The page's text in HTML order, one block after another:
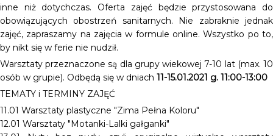
inne niż dotychczas. Oferta zajęć będzie przystosowana do
obowiązujących obostrzeń sanitarnych. Nie zabraknie jednak
zajęć, zapraszamy na zajęcia w formule online. Wszystko po to,
by nikt się w ferie nie nudził.
Warsztaty przeznaczone są dla grupy wiekowej 7-10 lat (max. 10
osób w grupie). Odbędą się w dniach 11-15.01.2021 g. 11:00-13:00
TEMATY i TERMINY ZAJĘĆ
11.01 Warsztaty plastyczne "Zima Pełna Koloru"
12.01 Warsztaty "Motanki-Lalki gałganki"